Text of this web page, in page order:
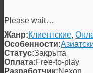
Please wait…
Жанр:Клиентские,
Особенности:
Статус:Закрыта
Оплата:Free-to-play
Разработчик:Nexon